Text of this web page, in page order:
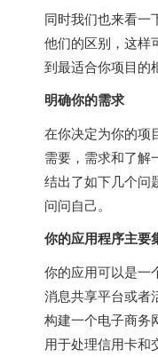
同时我们也来看一
他们的区别，这样
到最适合你项目的
明确你的需求
在你决定为你的项
需要，需求和了解
结出了如下几个问
问问自己。
你的应用程序主要
你的应用可以是一
消息共享平台或者
构建一个电子商务
用于处理信用卡和